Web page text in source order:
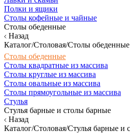
Полки и ящики
Столы кофейные и чайные
Столы обеденные
Назад
Каталог/Столовая/Столы обеденные
Столы обеденные
Столы квадратные из массива
Столы круглые из массива
Столы овальные из массива
Столы прямоугольные из массива
Стулья
Стулья барные и столы барные
Назад
Каталог/Столовая/Стулья барные и